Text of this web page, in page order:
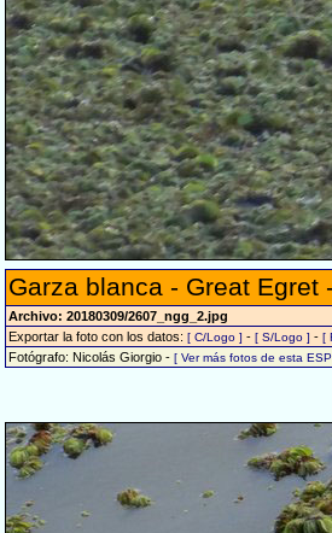
Garza blanca - Great Egret
Archivo: 20180309/2607_ngg_2.jpg
Exportar la foto con los datos: [ C/Logo ] - [ S/Logo ] - [
Fotógrafo: Nicolás Giorgio - [ Ver más fotos de esta